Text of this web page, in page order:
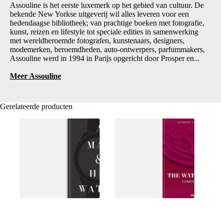
Assouline is het eerste luxemerk op het gebied van cultuur. De
bekende New Yorkse uitgeverij wil alles leveren voor een
hedendaagse bibliotheek; van prachtige boeken met fotografie,
kunst, reizen en lifestyle tot speciale edities in samenwerking
met wereldberoemde fotografen, kunstenaars, designers,
modemerken, beroemdheden, auto-ontwerpers, parfummakers,
Assouline werd in 1994 in Parijs opgericht door Prosper en...
Meer Assouline
Gerelateerde producten